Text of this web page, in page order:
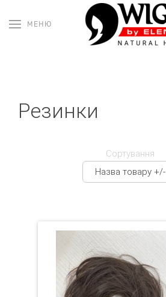
МЕНЮ
Резинки
Сортування
Назва товару +/-